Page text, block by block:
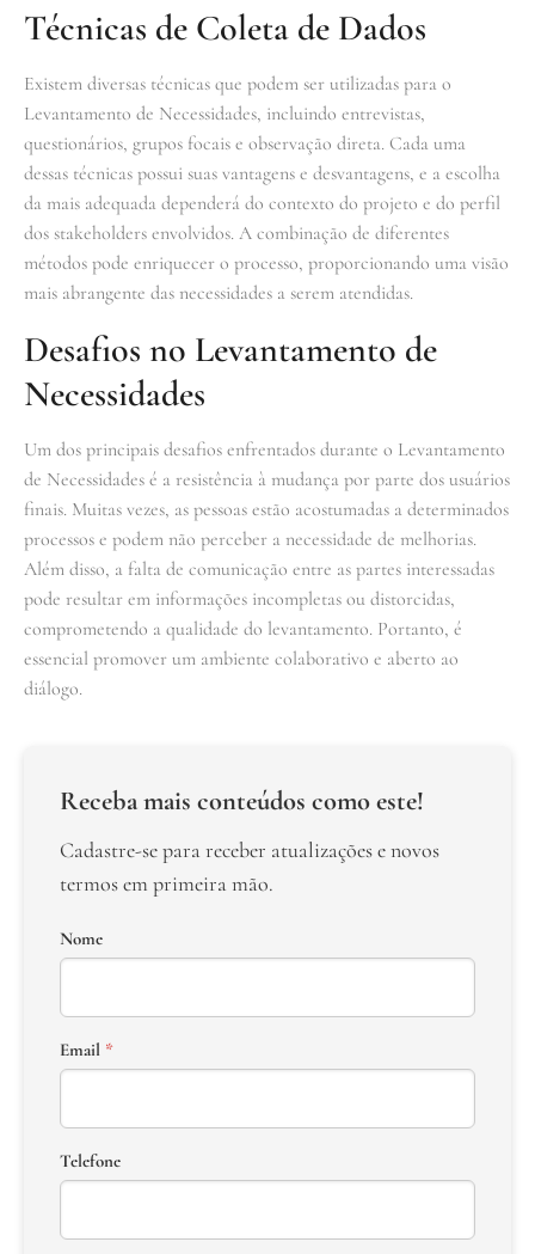
Técnicas de Coleta de Dados
Existem diversas técnicas que podem ser utilizadas para o
Levantamento de Necessidades, incluindo entrevistas,
questionários, grupos focais e observação direta. Cada uma
dessas técnicas possui suas vantagens e desvantagens, e a escolha
da mais adequada dependerá do contexto do projeto e do perfil
dos stakeholders envolvidos. A combinação de diferentes
métodos pode enriquecer o processo, proporcionando uma visão
mais abrangente das necessidades a serem atendidas.
Desafios no Levantamento de
Necessidades
Um dos principais desafios enfrentados durante o Levantamento
de Necessidades é a resistência à mudança por parte dos usuários
finais. Muitas vezes, as pessoas estão acostumadas a determinados
processos e podem não perceber a necessidade de melhorias.
Além disso, a falta de comunicação entre as partes interessadas
pode resultar em informações incompletas ou distorcidas,
comprometendo a qualidade do levantamento. Portanto, é
essencial promover um ambiente colaborativo e aberto ao
diálogo.
Receba mais conteúdos como este!
Cadastre-se para receber atualizações e novos
termos em primeira mão.
Nome
Email *
Telefone